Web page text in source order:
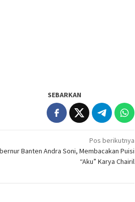
SEBARKAN
Pos berikutnya
Banten Andra Soni, Membacakan Puisi
“Aku” Karya Chairil